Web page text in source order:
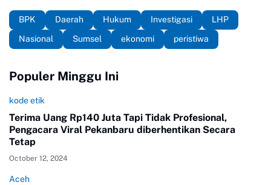
BPK Daerah Hukum Investigasi
LHP
Nasional
Sumsel ekonomi peristiwa
Populer Minggu Ini
kode etik
Terima Uang Rp140 Juta Tapi Tidak Profesional,
Pengacara Viral Pekanbaru diberhentikan Secara
Tetap
October 12, 2024
Aceh